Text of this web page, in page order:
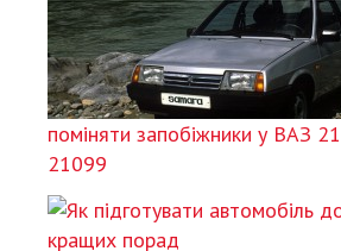
поміняти запобіжники у ВАЗ
21099